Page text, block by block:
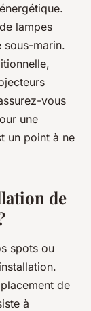
lampes
sous-marin.
vous
une
un point à ne
de
spots ou
de
à